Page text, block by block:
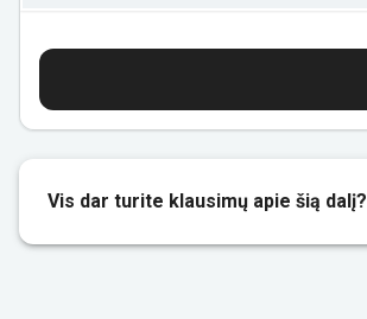
Vis dar turite klausimų apie šią dalį?